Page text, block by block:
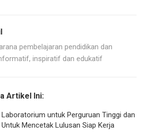
pembelajaran pendidikan dan
inspiratif dan edukatif
Artikel Ini:
untuk Perguruan Tinggi dan
Mencetak Lulusan Siap Kerja